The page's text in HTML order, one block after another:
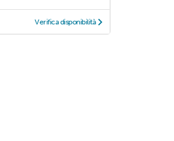
Verifica disponibilità